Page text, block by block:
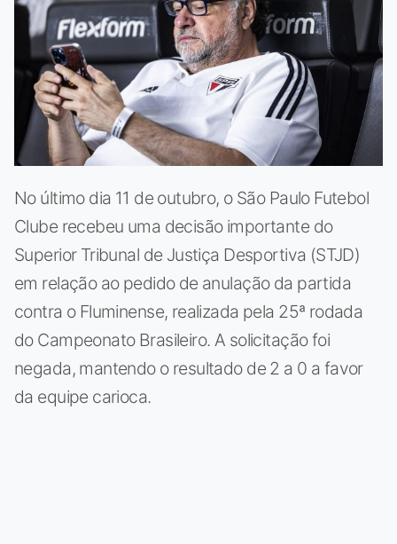
No último dia 11 de outubro, o São Paulo Futebol
Clube recebeu uma decisão importante do
Superior Tribunal de Justiça Desportiva (STJD)
em relação ao pedido de anulação da partida
contra o Fluminense, realizada pela 25ª rodada
do Campeonato Brasileiro. A solicitação foi
negada, mantendo o resultado de 2 a 0 a favor
da equipe carioca.